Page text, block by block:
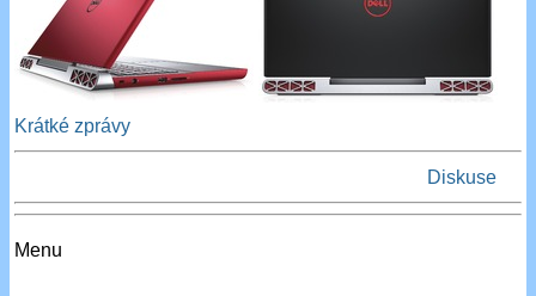
Krátké zprávy
Diskuse
Menu